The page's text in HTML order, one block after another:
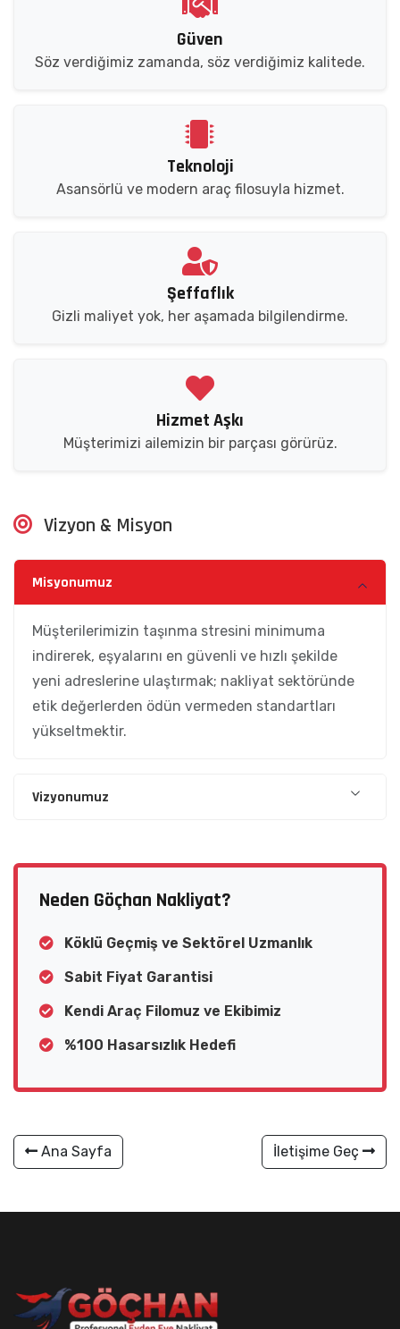
Güven
Söz verdiğimiz zamanda, söz verdiğimiz kalitede.
Teknoloji
Asansörlü ve modern araç filosuyla hizmet.
Şeffaflık
Gizli maliyet yok, her aşamada bilgilendirme.
Hizmet Aşkı
Müşterimizi ailemizin bir parçası görürüz.
Vizyon & Misyon
Misyonumuz
Müşterilerimizin taşınma stresini minimuma
indirerek, eşyalarını en güvenli ve hızlı şekilde
yeni adreslerine ulaştırmak; nakliyat sektöründe
etik değerlerden ödün vermeden standartları
yükseltmektir.
Vizyonumuz
Neden Göçhan Nakliyat?
Köklü Geçmiş ve Sektörel Uzmanlık
Sabit Fiyat Garantisi
Kendi Araç Filomuz ve Ekibimiz
%100 Hasarsızlık Hedefi
Ana Sayfa İletişime Geç